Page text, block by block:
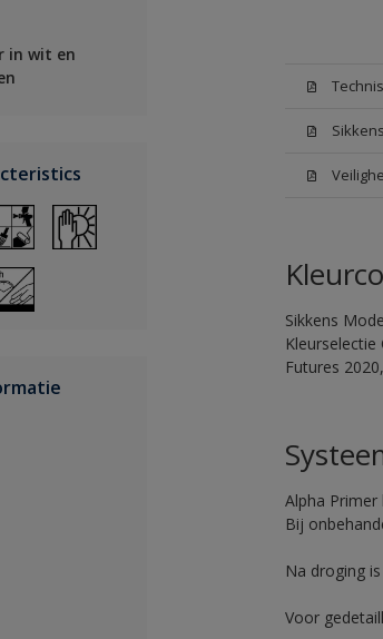
in wit en
Sikkens
Futures
Alpha
Bij
Na droging
Voor